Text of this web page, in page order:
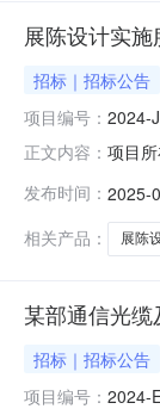
展陈设计实
招标｜招标公告
项目编号： 2024-
正文内容： 项目
建设
设地点
发布时间： 2025-
相关产品：
展陈
某部通信光
招标｜招标公告
项目编号： 2024-